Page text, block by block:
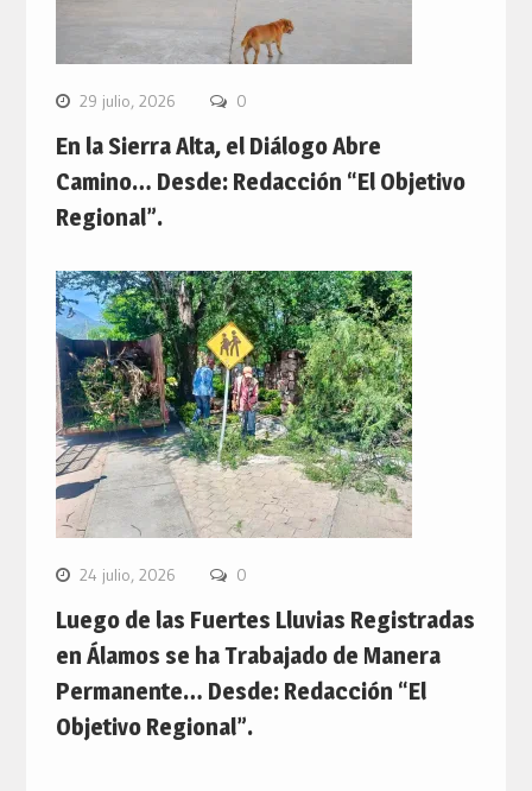
29 julio, 2026 0
En la Sierra Alta, el Diálogo Abre
Camino… Desde: Redacción “El Objetivo
Regional”.
24 julio, 2026 0
Luego de las Fuertes Lluvias Registradas
en Álamos se ha Trabajado de Manera
Permanente… Desde: Redacción “El
Objetivo Regional”.